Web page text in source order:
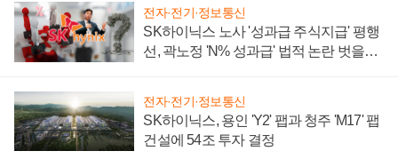
전자·전기·정보통신
SK하이닉스 노사 '성과급 주식지급' 평행
선, 곽노정 'N% 성과급' 법적 논란 벗을지
전자·전기·정보통신
SK하이닉스, 용인 'Y2' 팹과 청주 'M17' 팹
건설에 54조 투자 결정